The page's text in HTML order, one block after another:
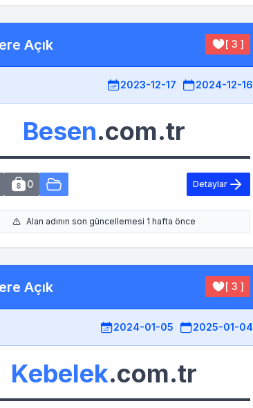
Açık [ 3 ]
2023-12-17 2024-12-16
Besen.com.tr
0 Detaylar
Alan adının son güncellemesi 1 hafta önce
Açık [ 3 ]
2024-01-05 2025-01-04
Kebelek.com.tr